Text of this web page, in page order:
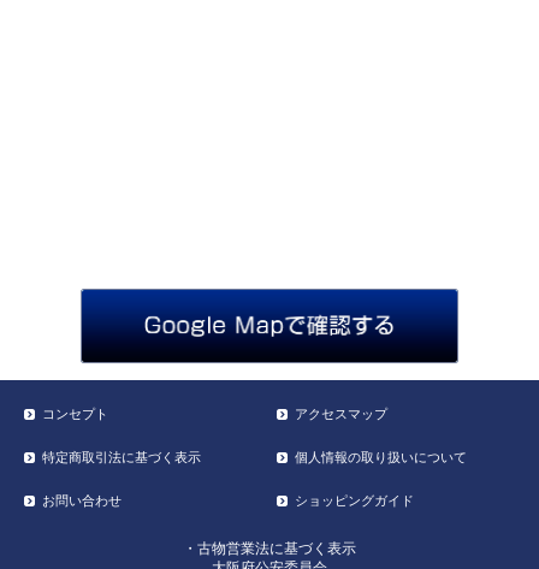
コンセプト アクセスマップ
特定商取引法に基づく表示 個人情報の取り扱いについて
お問い合わせ ショッピングガイド
・古物営業法に基づく表示